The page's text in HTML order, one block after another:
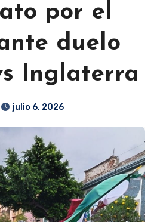
por el
duelo
Inglaterra
julio 6, 2026